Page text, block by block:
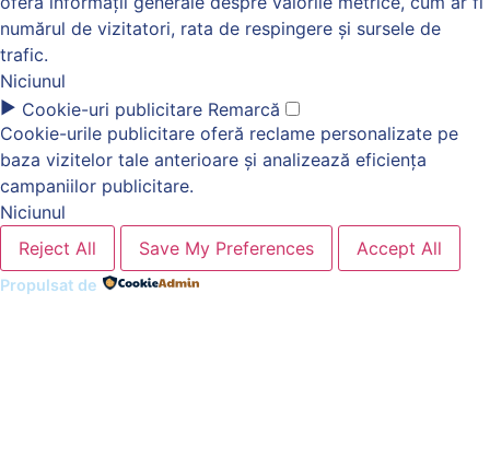
numărul de vizitatori, rata de respingere și sursele de
trafic.
Niciunul
► Cookie-uri publicitare Remarcă
Cookie-urile publicitare oferă reclame personalizate pe
baza vizitelor tale anterioare și analizează eficiența
campaniilor publicitare.
Niciunul
Reject All
Save My Preferences Accept All
Propulsat de